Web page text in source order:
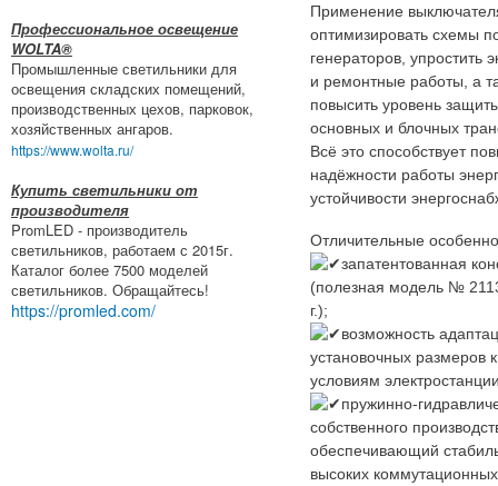
Профессиональное освещение
WOLTA®
Промышленные светильники для
освещения складских помещений,
производственных цехов, парковок,
хозяйственных ангаров.
https://www.wolta.ru/
Купить светильники от
производителя
PromLED - производитель
светильников, работаем с 2015г.
Каталог более 7500 моделей
светильников. Обращайтесь!
https://promled.com/
Применение
оптимизировать схемы
генераторов, упростить
и ремонтные работы, а
повысить уровень
основных и блочных
Всё это способствует
надёжности работы
устойчивости
Отличительные
запатентованная
(полезная модель №
г.);
возможность
установочных размеров
условиям
пружинно-
собственного
обеспечивающий
высоких коммутационных